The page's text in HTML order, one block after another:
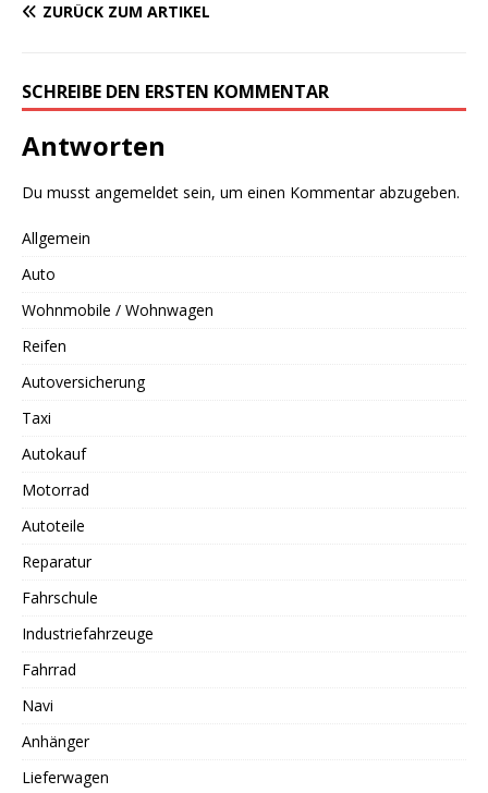
ZURÜCK ZUM ARTIKEL
SCHREIBE DEN ERSTEN KOMMENTAR
Antworten
Du musst angemeldet sein, um einen Kommentar abzugeben.
Allgemein
Auto
Wohnmobile / Wohnwagen
Reifen
Autoversicherung
Taxi
Autokauf
Motorrad
Autoteile
Reparatur
Fahrschule
Industriefahrzeuge
Fahrrad
Navi
Anhänger
Lieferwagen